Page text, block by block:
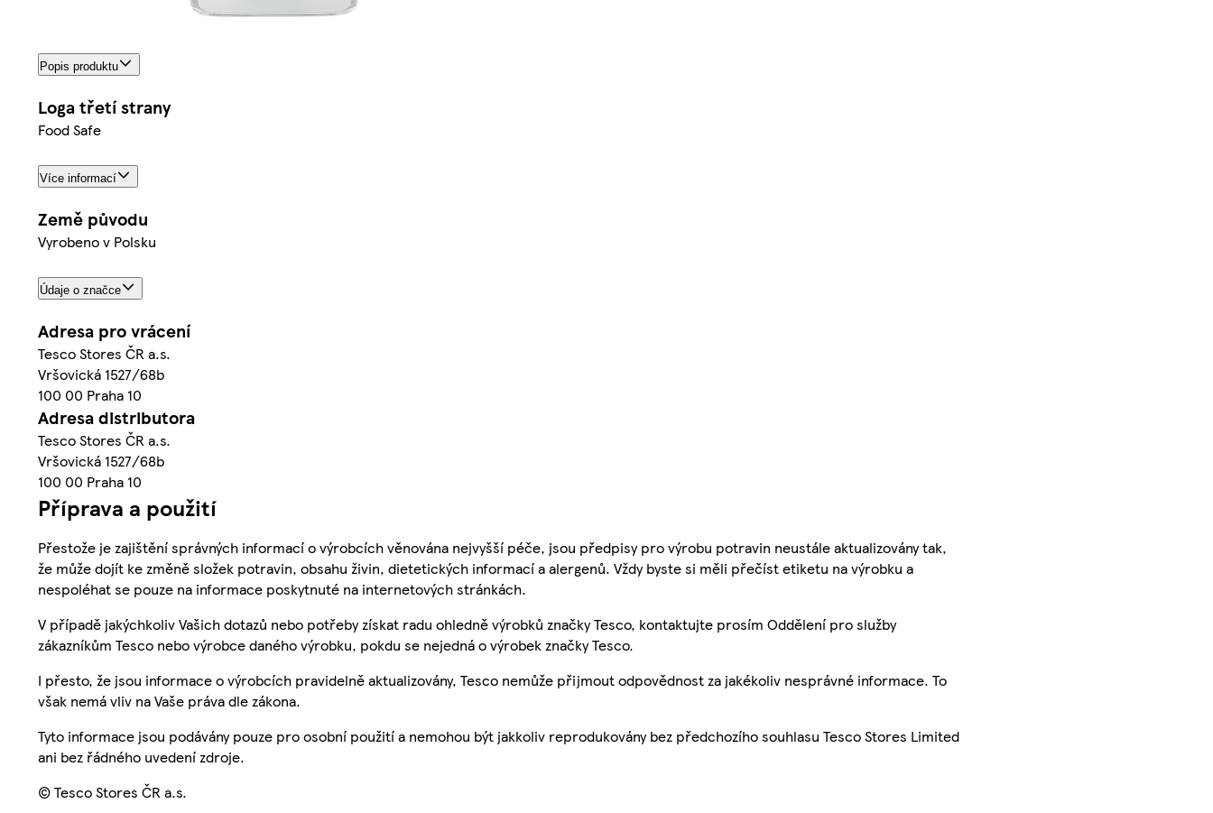
Popis produktu
Loga třetí strany
Food Safe
Více informací
Země původu
Vyrobeno v Polsku
Údaje o značce
Adresa pro vrácení
Tesco Stores ČR a.s.
Vršovická 1527/68b
100 00 Praha 10
Adresa distributora
Tesco Stores ČR a.s.
Vršovická 1527/68b
100 00 Praha 10
Příprava a použití
Přestože je zajištění správných informací o výrobcích věnována nejvyšší péče, jsou předpisy pro výrobu potravin neustále aktualizovány tak,
že může dojít ke změně složek potravin, obsahu živin, dietetických informací a alergenů. Vždy byste si měli přečíst etiketu na výrobku a
nespoléhat se pouze na informace poskytnuté na internetových stránkách.
V případě jakýchkoliv Vašich dotazů nebo potřeby získat radu ohledně výrobků značky Tesco, kontaktujte prosím Oddělení pro služby
zákazníkům Tesco nebo výrobce daného výrobku, pokdu se nejedná o výrobek značky Tesco.
I přesto, že jsou informace o výrobcích pravidelně aktualizovány, Tesco nemůže přijmout odpovědnost za jakékoliv nesprávné informace. To
však nemá vliv na Vaše práva dle zákona.
Tyto informace jsou podávány pouze pro osobní použití a nemohou být jakkoliv reprodukovány bez předchozího souhlasu Tesco Stores Limited
ani bez řádného uvedení zdroje.
© Tesco Stores ČR a.s.